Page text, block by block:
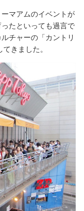
マアムのイベントが
たといっても過言で
チャーの「カントリ
きました。